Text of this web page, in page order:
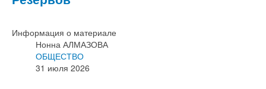
Информация о материале
Нонна АЛМАЗОВА
ОБЩЕСТВО
31 июля 2026